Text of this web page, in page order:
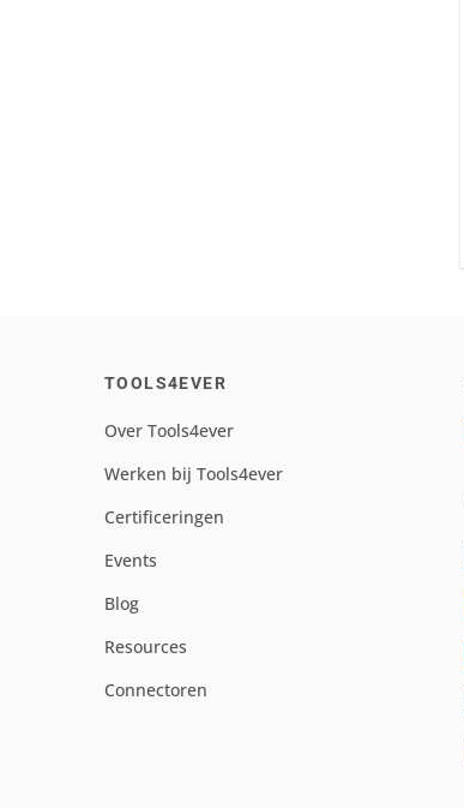
TOOLS4EVER
Over Tools4ever
Werken bij Tools4ever
Certificeringen
Events
Blog
Resources
Connectoren